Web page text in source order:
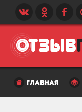
главная